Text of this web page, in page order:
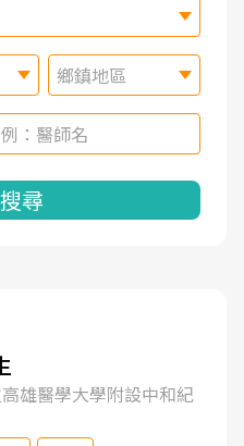
鄉鎮地區
尋
雄醫學大學附設中和紀